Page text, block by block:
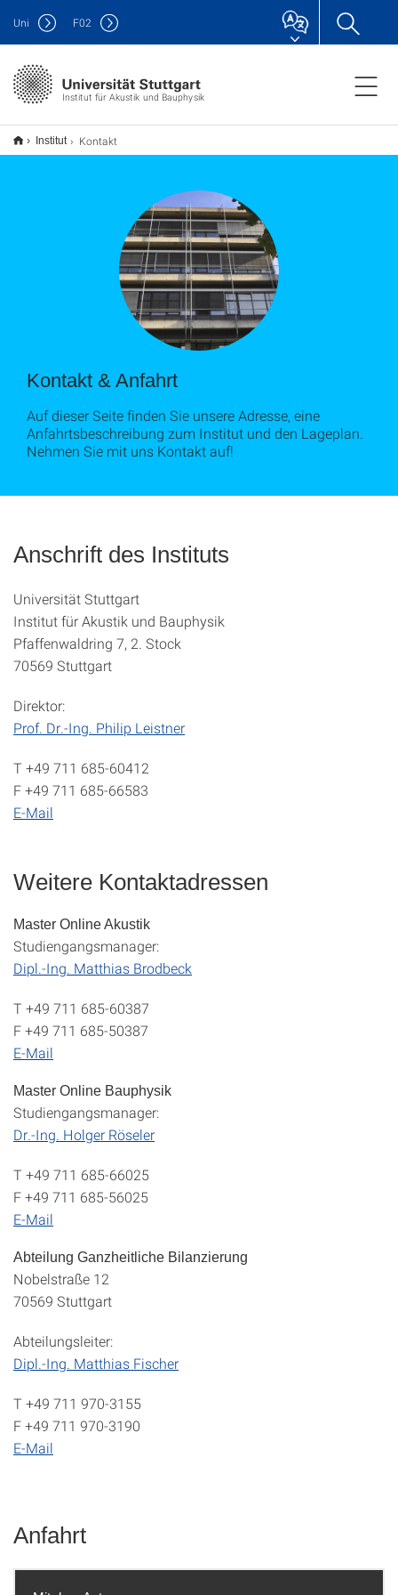
Institut für Akustik und Bauphysik
Uni F02
Institut Kontakt
Kontakt & Anfahrt
Auf dieser Seite finden Sie unsere Adresse, eine
Anfahrtsbeschreibung zum Institut und den Lageplan.
Nehmen Sie mit uns Kontakt auf!
Anschrift des Instituts
Universität Stuttgart
Institut für Akustik und Bauphysik
Pfaffenwaldring 7, 2. Stock
70569 Stuttgart
Direktor:
Prof. Dr.-Ing. Philip Leistner
T +49 711 685-60412
F +49 711 685-66583
E-Mail
Weitere Kontaktadressen
Master Online Akustik
Studiengangsmanager:
Dipl.-Ing. Matthias Brodbeck
T +49 711 685-60387
F +49 711 685-50387
E-Mail
Master Online Bauphysik
Studiengangsmanager:
Dr.-Ing. Holger Röseler
T +49 711 685-66025
F +49 711 685-56025
E-Mail
Abteilung Ganzheitliche Bilanzierung
Nobelstraße 12
70569 Stuttgart
Abteilungsleiter:
Dipl.-Ing. Matthias Fischer
T +49 711 970-3155
F +49 711 970-3190
E-Mail
Anfahrt